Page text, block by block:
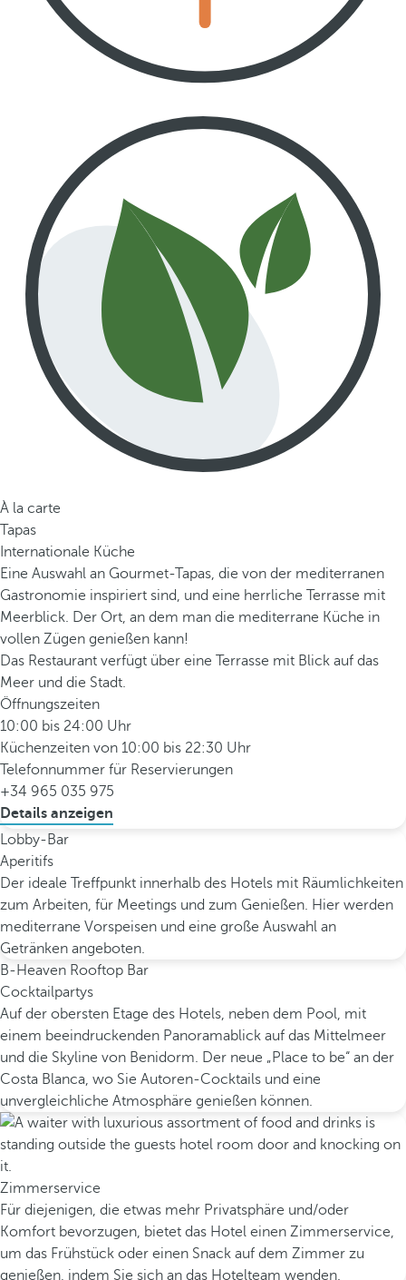
À la carte
Tapas
Internationale Küche
Eine Auswahl an Gourmet-Tapas, die von der mediterranen
Gastronomie inspiriert sind, und eine herrliche Terrasse mit
Meerblick. Der Ort, an dem man die mediterrane Küche in
vollen Zügen genießen kann!
Das Restaurant verfügt über eine Terrasse mit Blick auf das
Meer und die Stadt.
Öffnungszeiten
10:00 bis 24:00 Uhr
Küchenzeiten von 10:00 bis 22:30 Uhr
Telefonnummer für Reservierungen
+34 965 035 975
Details anzeigen
Lobby-Bar
Aperitifs
Der ideale Treffpunkt innerhalb des Hotels mit Räumlichkeiten
zum Arbeiten, für Meetings und zum Genießen. Hier werden
mediterrane Vorspeisen und eine große Auswahl an
Getränken angeboten.
B-Heaven Rooftop Bar
Cocktailpartys
Auf der obersten Etage des Hotels, neben dem Pool, mit
einem beeindruckenden Panoramablick auf das Mittelmeer
und die Skyline von Benidorm. Der neue „Place to be“ an der
Costa Blanca, wo Sie Autoren-Cocktails und eine
unvergleichliche Atmosphäre genießen können.
Zimmerservice
Für diejenigen, die etwas mehr Privatsphäre und/oder
Komfort bevorzugen, bietet das Hotel einen Zimmerservice,
um das Frühstück oder einen Snack auf dem Zimmer zu
genießen, indem Sie sich an das Hotelteam wenden.